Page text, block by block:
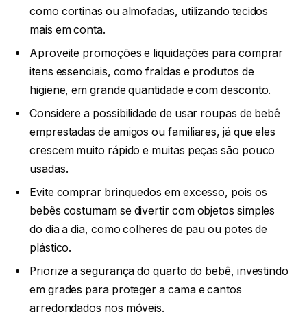
como cortinas ou almofadas, utilizando tecidos
mais em conta.
Aproveite promoções e liquidações para comprar
itens essenciais, como fraldas e produtos de
higiene, em grande quantidade e com desconto.
Considere a possibilidade de usar roupas de bebê
emprestadas de amigos ou familiares, já que eles
crescem muito rápido e muitas peças são pouco
usadas.
Evite comprar brinquedos em excesso, pois os
bebês costumam se divertir com objetos simples
do dia a dia, como colheres de pau ou potes de
plástico.
Priorize a segurança do quarto do bebê, investindo
em grades para proteger a cama e cantos
arredondados nos móveis.